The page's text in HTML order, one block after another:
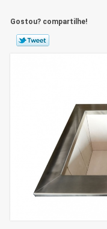
Gostou? compartilhe!